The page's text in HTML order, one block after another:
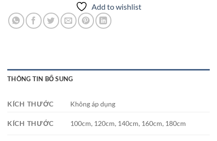
Add to wishlist
THÔNG TIN BỔ SUNG
KÍCH THƯỚC Không áp dụng
KÍCH THƯỚC 100cm, 120cm, 140cm, 160cm, 180cm